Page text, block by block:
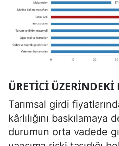
ÜRETICI ÜZERINDEKI
Tarımsal girdi
kârlılığını
durumun orta vadede